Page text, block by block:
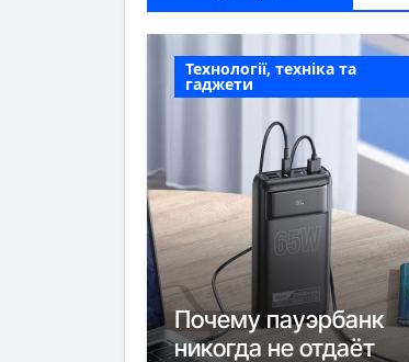
Технології, техніка та
гаджети
Почему пауэрбанк
никогда не отдаёт